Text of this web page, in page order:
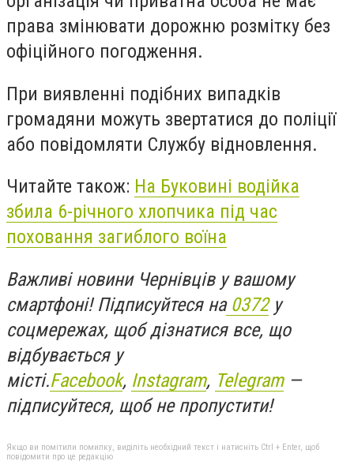
права змінювати дорожню розмітку без
офіційного погодження.
При виявленні подібних випадків
громадяни можуть звертатися до поліції
або повідомляти Службу відновлення.
Читайте також: На Буковині водійка
збила 6-річного хлопчика під час
поховання загиблого воїна
Важливі новини Чернівців у вашому
смартфоні! Підписуйтеся на0372у
соцмережах, щоб дізнатися все, що
відбувається у
місті.Facebook, Instagram, Telegram—
підписуйтеся, щоб не пропустити!
Якщо ви помітили помилку, виділіть необхідний текст і натисніть Ctrl + Enter, щоб
повідомити про це редакцію